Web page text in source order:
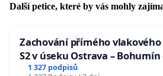
Další petice, které by vás mohly
Zachování přímého
S2 v úseku Ostrava –
u Jablunkova
1 327 podpisů